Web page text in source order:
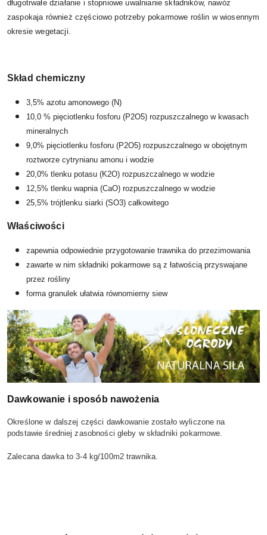
długotrwałe działanie i stopniowe uwalnianie składników, nawóz
zaspokaja również częściowo potrzeby pokarmowe roślin w wiosennym
okresie wegetacji.
Skład chemiczny
3,5% azotu amonowego (N)
10,0 % pięciotlenku fosforu (P2O5) rozpuszczalnego w kwasach
mineralnych
9,0% pięciotlenku fosforu (P2O5) rozpuszczalnego w obojętnym
roztworze cytrynianu amonu i wodzie
20,0% tlenku potasu (K2O) rozpuszczalnego w wodzie
12,5% tlenku wapnia (CaO) rozpuszczalnego w wodzie
25,5% trójtlenku siarki (SO3) całkowitego
Właściwości
zapewnia odpowiednie przygotowanie trawnika do przezimowania
zawarte w nim składniki pokarmowe są z łatwością przyswajane
przez rośliny
forma granulek ułatwia równomierny siew
Dawkowanie i sposób nawożenia
Określone w dalszej części dawkowanie zostało wyliczone na
podstawie średniej zasobności gleby w składniki pokarmowe.
Zalecana dawka to 3-4 kg/100m2 trawnika.